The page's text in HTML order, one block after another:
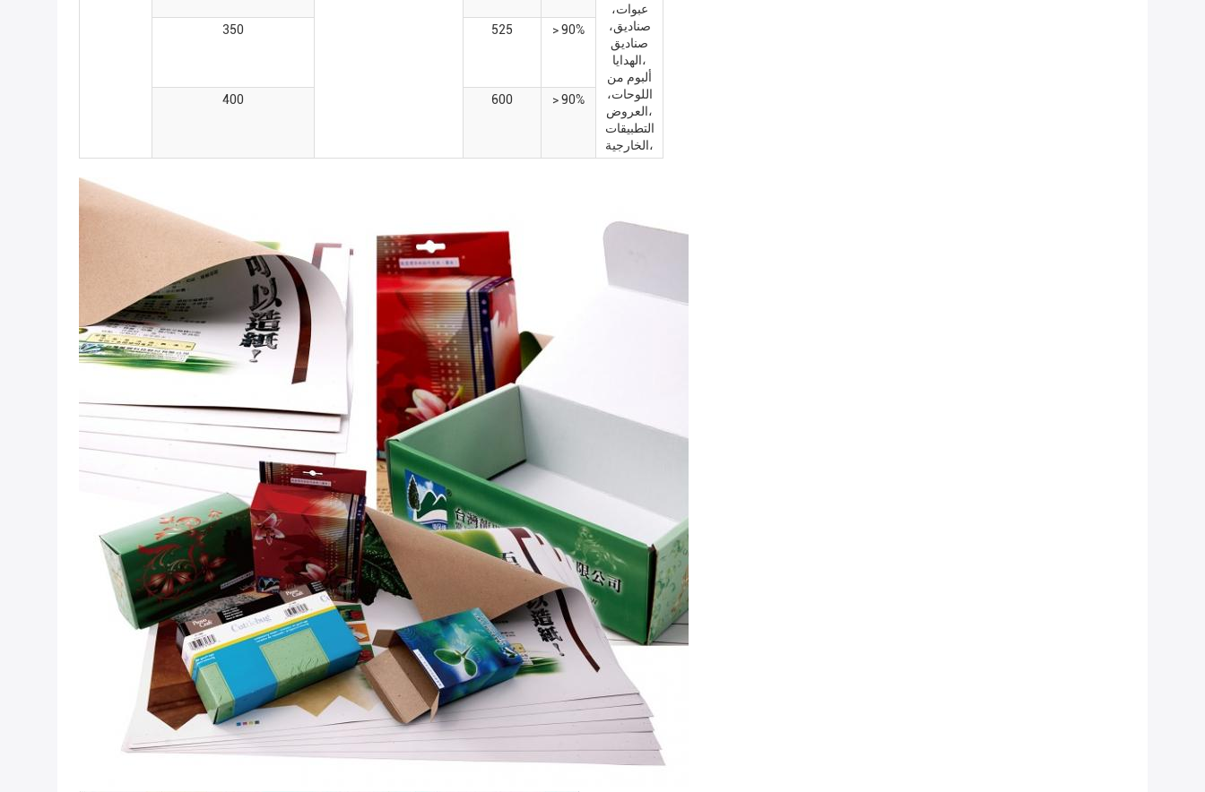
عبوات،
صناديق،
صناديق
الهدايا،
ألبوم من
اللوحات،
العروض،
التطبيقات
الخارجية،
350 525 > 90%
400 600 > 90%